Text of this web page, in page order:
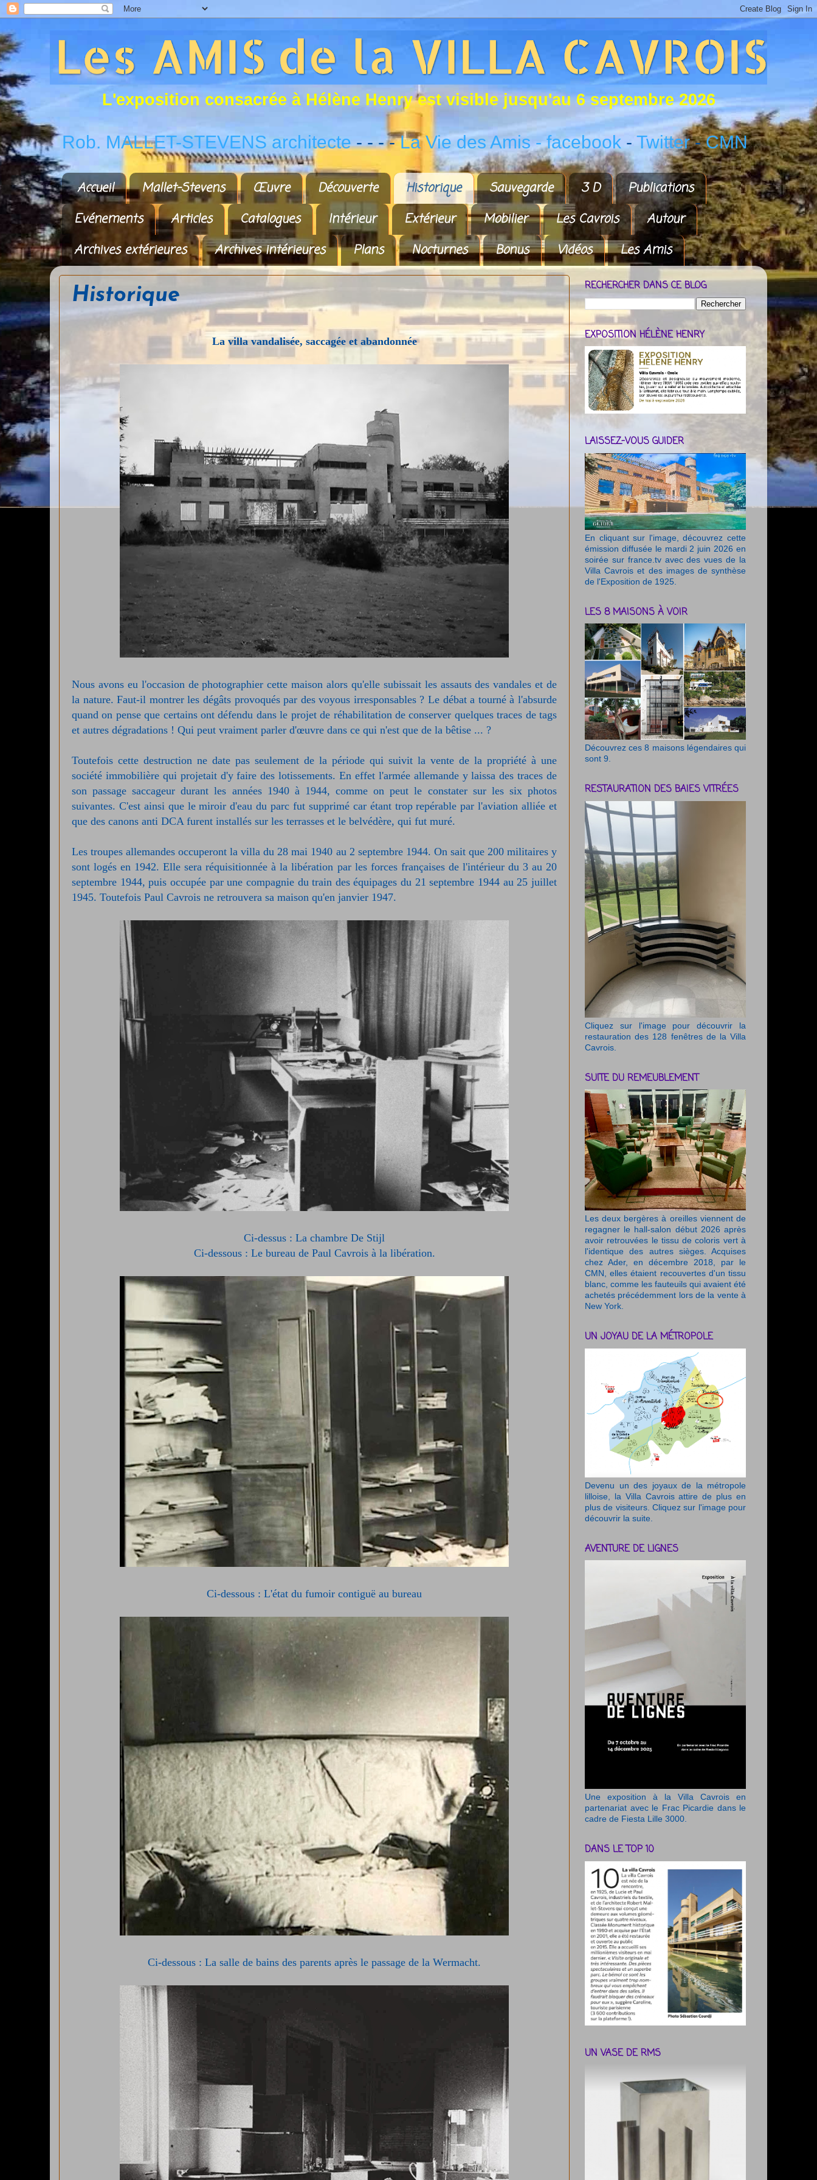
L'exposition consacrée à Hé ène Henry est visi b e jusqu'au 6 septembre 2026
Rob. MALLET-STEVENS architecte- - - -La Vie des Amis- facebook - Twitter -CMN
Accueil Mallet-Stevens Œuvre Découverte Historique Sauvegarde 3 D
Publications
Evénements
Articles Catalogues Intérieur Extérieur Mobilier Les Cavrois
Autour
Archives extérieures
Archives intérieures Plans Nocturnes Bonus Vidéos Les Amis
Historique
La villa vandalisée, saccagée et abandonnée
Nous avons eu l'occasion de photographier cette maison alors qu'elle subissait les assauts des vandales et de
la nature. Faut-il montrer les dégâts provoqués par des voyous irresponsables ? Le débat a tourné à l'absurde
quand on pense que certains ont défendu dans le projet de réhabilitation de conserver quelques traces de tags
et autres dégradations ! Qui peut vraiment parler d'œuvre dans ce qui n'est que de la bêtise ... ?
Toutefois cette destruction ne date pas seulement de la période qui suivit la vente de la propriété à une
société immobilière qui projetait d'y faire des lotissements. En effet l'armée allemande y laissa des traces de
son passage saccageur durant les années 1940 à 1944, comme on peut le constater sur les six photos
suivantes. C'est ainsi que le miroir d'eau du parc fut supprimé car étant trop repérable par l'aviation alliée et
que des canons anti DCA furent installés sur les terrasses et le belvédère, qui fut muré.
Les troupes allemandes occuperont la villa du 28 mai 1940 au 2 septembre 1944. On sait que 200 militaires y
sont logés en 1942. Elle sera réquisitionnée à la libération par les forces françaises de l'intérieur du 3 au 20
septembre 1944, puis occupée par une compagnie du train des équipages du 21 septembre 1944 au 25 juillet
1945. Toutefois Paul Cavrois ne retrouvera sa maison qu'en janvier 1947.
Ci-dessus : La chambre De Stijl
Ci-dessous : Le bureau de Paul Cavrois à la libération.
Ci-dessous : L'état du fumoir contiguë au bureau
Ci-dessous : La salle de bains des parents après le passage de la Wermacht.
RECHERCHER DANS CE BLOG
EXPOSITION HÉLÈNE HENRY
LAISSEZ-VOUS GUIDER
En cliquant sur l'image, découvrez cette
émission diffusée le mardi 2 juin 2026 en
soirée sur france.tv avec des vues de la
Villa Cavrois et des images de synthèse
de l'Exposition de 1925.
LES 8 MAISONS À VOIR
Découvrez ces 8 maisons légendaires qui
sont 9.
RESTAURATION DES BAIES VITRÉES
Cliquez sur l'image pour découvrir la
restauration des 128 fenêtres de la Villa
Cavrois.
SUITE DU REMEUBLEMENT
Les deux bergères à oreilles viennent de
regagner le hall-salon début 2026 après
avoir retrouvées le tissu de coloris vert à
l'identique des autres sièges. Acquises
chez Ader, en décembre 2018, par le
CMN, elles étaient recouvertes d'un tissu
blanc, comme les fauteuils qui avaient été
achetés précédemment lors de la vente à
New York.
UN JOYAU DE LA MÉTROPOLE
Devenu un des joyaux de la métropole
lilloise, la Villa Cavrois attire de plus en
plus de visiteurs. Cliquez sur l'image pour
découvrir la suite.
AVENTURE DE LIGNES
Une exposition à la Villa Cavrois en
partenariat avec le Frac Picardie dans le
cadre de Fiesta Lille 3000.
DANS LE TOP 10
UN VASE DE RMS